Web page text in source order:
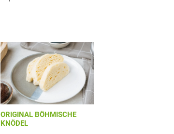
ORIGINAL BÖHMISCHE
KNÖDEL